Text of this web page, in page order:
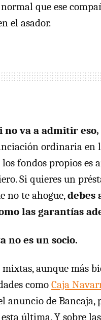
que ese
el asador.
no va a admitir
ordinaria en
fondos propios es
Si quieres un
no te ahogue,debes
las garantías
no es un socio.
aunque más
como Caja
anuncio de
última. Y sobre